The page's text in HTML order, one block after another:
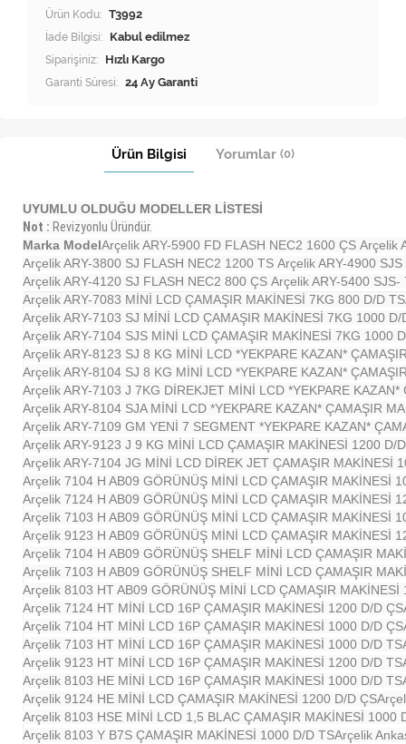
Ürün Kodu: T3992
İade Bilgisi:
Siparişiniz: Hızlı Kargo
Garanti Süresi: 24 Ay Garanti
Ürün Bilgisi Yorumlar (0)
UYUMLU OLDUĞU MODELLER LİSTESİ
Not : Revizyonlu Üründür.
Marka ModelArçelik ARY-5900 FD FLASH NEC2 1600 ÇS Arçelik
Arçelik ARY-3800 SJ FLASH NEC2 1200 TS Arçelik ARY-4900
Arçelik ARY-4120 SJ FLASH NEC2 800 ÇS Arçelik ARY-5400
Arçelik ARY-7083 MİNİ LCD ÇAMAŞIR MAKİNESİ 7KG 800 D/D TS
Arçelik ARY-7103 SJ MİNİ LCD ÇAMAŞIR MAKİNESİ 7KG 1000 D/
Arçelik ARY-7104 SJS MİNİ LCD ÇAMAŞIR MAKİNESİ 7KG 1000
Arçelik ARY-8123 SJ 8 KG MİNİ LCD *YEKPARE KAZAN*
Arçelik ARY-8104 SJ 8 KG MİNİ LCD *YEKPARE KAZAN*
Arçelik ARY-7103 J 7KG DİREKJET MİNİ LCD *YEKPARE
Arçelik ARY-8104 SJA MİNİ LCD *YEKPARE KAZAN* ÇAMAŞIR
Arçelik ARY-7109 GM YENİ 7 SEGMENT *YEKPARE KAZAN*
Arçelik ARY-9123 J 9 KG MİNİ LCD ÇAMAŞIR MAKİNESİ 1200 D/
Arçelik ARY-7104 JG MİNİ LCD DİREK JET ÇAMAŞIR MAKİNESİ
Arçelik 7104 H AB09 GÖRÜNÜŞ MİNİ LCD ÇAMAŞIR MAKİNESİ
Arçelik 7124 H AB09 GÖRÜNÜŞ MİNİ LCD ÇAMAŞIR MAKİNESİ
Arçelik 7103 H AB09 GÖRÜNÜŞ MİNİ LCD ÇAMAŞIR MAKİNESİ
Arçelik 9123 H AB09 GÖRÜNÜŞ MİNİ LCD ÇAMAŞIR MAKİNESİ
Arçelik 7104 H AB09 GÖRÜNÜŞ SHELF MİNİ LCD ÇAMAŞIR
Arçelik 7103 H AB09 GÖRÜNÜŞ SHELF MİNİ LCD ÇAMAŞIR
Arçelik 8103 HT AB09 GÖRÜNÜŞ MİNİ LCD ÇAMAŞIR MAKİNESİ
Arçelik 7124 HT MİNİ LCD 16P ÇAMAŞIR MAKİNESİ 1200 D/D ÇS
Arçelik 7104 HT MİNİ LCD 16P ÇAMAŞIR MAKİNESİ 1000 D/D ÇS
Arçelik 7103 HT MİNİ LCD 16P ÇAMAŞIR MAKİNESİ 1000 D/D TS
Arçelik 9123 HT MİNİ LCD 16P ÇAMAŞIR MAKİNESİ 1200 D/D TS
Arçelik 8103 HE MİNİ LCD 16P ÇAMAŞIR MAKİNESİ 1000 D/D TS
Arçelik 9124 HE MİNİ LCD ÇAMAŞIR MAKİNESİ 1200 D/D ÇS
Arçelik 8103 HSE MİNİ LCD 1,5 BLAC ÇAMAŞIR MAKİNESİ 1000
Arçelik 8103 Y B7S ÇAMAŞIR MAKİNESİ 1000 D/D TSArçelik